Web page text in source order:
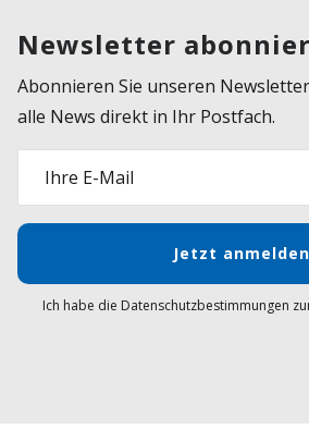
Newsletter
Abonnieren Sie unseren
alle News direkt in Ihr Postfach.
Ihre E-Mail
Jetzt
Ich habe die Datenschutzbestimmungen